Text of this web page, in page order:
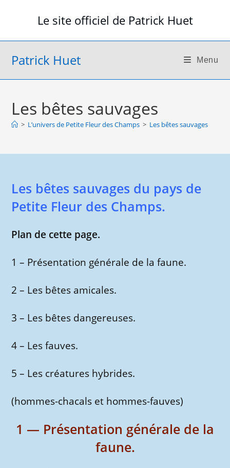
Le site officiel de Patrick Huet
Patrick Huet Menu
Les bêtes sauvages
> L’univers de Petite Fleur des Champs > Les bêtes sauvages
Les bêtes sauvages du pays de
Petite Fleur des Champs.
Plan de cette page.
1 – Présentation générale de la faune.
2 – Les bêtes amicales.
3 – Les bêtes dangereuses.
4 – Les fauves.
5 – Les créatures hybrides.
(hommes-chacals et hommes-fauves)
1 — Présentation générale de la
faune.